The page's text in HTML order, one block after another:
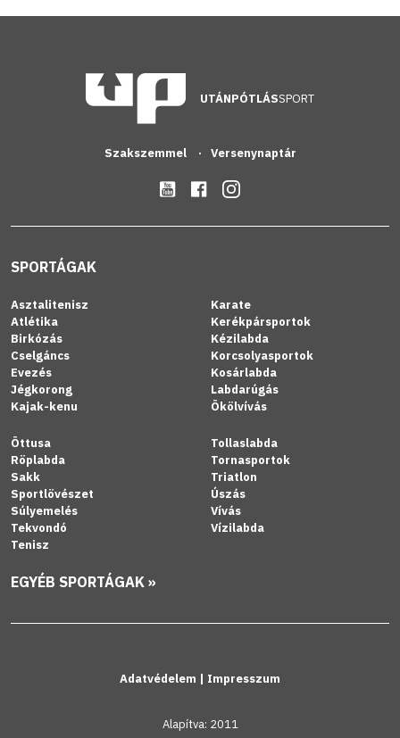
UTÁNPÓTLÁSSPORT
Szakszemmel Versenynaptár
SPORTÁGAK
Asztalitenisz
Atlétika
Birkózás
Cselgáncs
Evezés
Jégkorong
Kajak-kenu
Karate
Kerékpársportok
Kézilabda
Korcsolyasportok
Kosárlabda
Labdarúgás
Ökölvívás
Öttusa
Röplabda
Sakk
Sportlövészet
Súlyemelés
Tekvondó
Tenisz
Tollaslabda
Tornasportok
Triatlon
Úszás
Vívás
Vízilabda
EGYÉB SPORTÁGAK »
Adatvédelem | Impresszum
Alapítva: 2011